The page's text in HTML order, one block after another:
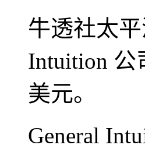
牛透社太
Intuition 公
美元。
General